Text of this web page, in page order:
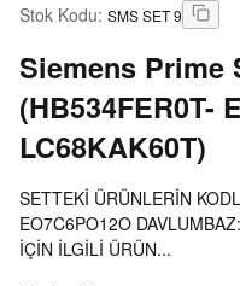
Stok Kodu: SMS SET 9
Siemens Prime
(HB534FER0T-
LC68KAK60T)
SETTEKİ ÜRÜNLERİN
EO7C6PO12O
İÇİN İLGİLİ ÜRÜN...